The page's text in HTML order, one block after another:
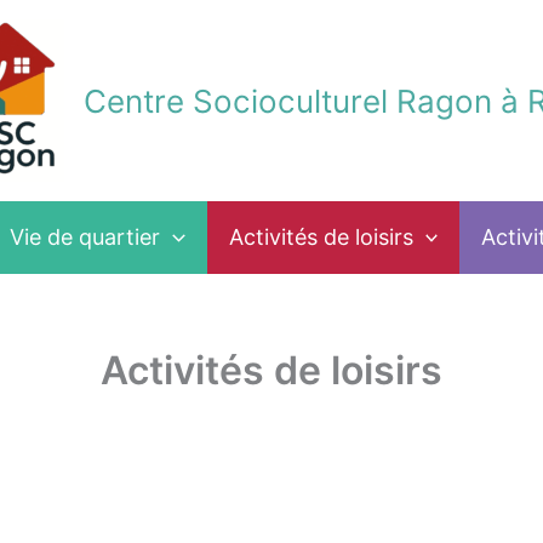
Centre Socioculturel Ragon à
Vie de quartier Activités de loisirs
Activités de loisirs